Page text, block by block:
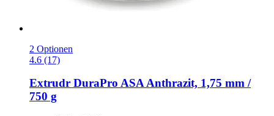
2 Optionen
4.6 (17)
Extrudr DuraPro ASA Anthrazit, 1,75 mm /
750 g